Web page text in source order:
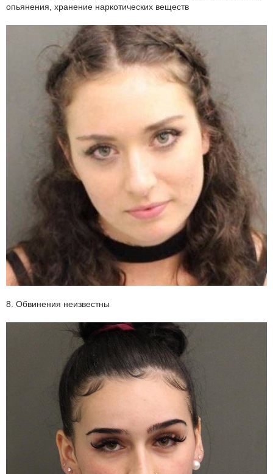
опьянения, хранение наркотических веществ
8. Обвинения неизвестны